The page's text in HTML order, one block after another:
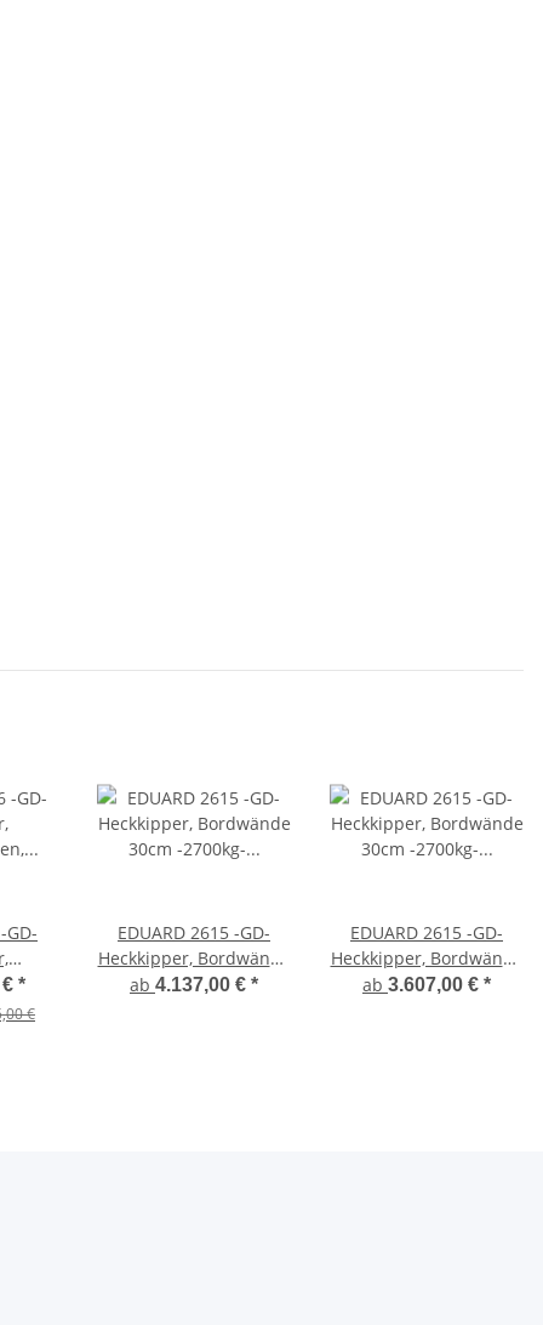
GD-
*
€
EDUARD 2615 -GD-
Heckkipper, Bordwände
30cm -2700kg- H-
ab 4.137,00 € *
EDUARD 2615 -GD-
Heckkipper, Bordwände
30cm -2700kg- H-
ab 3.607,00 € *